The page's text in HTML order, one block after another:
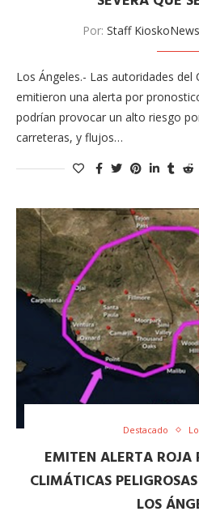
Por: Staff KioskoNews
Los Ángeles.- Las autoridades del
emitieron una alerta por
podrían provocar un alto riesgo
carreteras, y flujos…
Destacado
EMITEN ALERTA ROJA
CLIMÁTICAS
LOS